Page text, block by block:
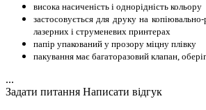
висока насиченість і однорідність кольору
застосовується для друку на копіювально-
лазерних і струменевих принтерах
папір упакований у прозору міцну плівку
пакування має багаторазовий клапан,
...
Задати питання Написати відгук